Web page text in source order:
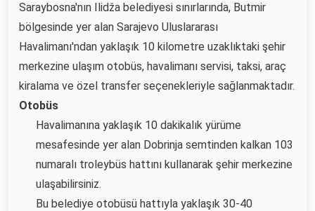
Saraybosna'nın Ilidža belediyesi sınırlarında, Butmir
bölgesinde yer alan Sarajevo Uluslararası
Havalimanı'ndan yaklaşık 10 kilometre uzaklıktaki şehir
merkezine ulaşım otobüs, havalimanı servisi, taksi, araç
kiralama ve özel transfer seçenekleriyle sağlanmaktadır.
Otobüs
Havalimanına yaklaşık 10 dakikalık yürüme
mesafesinde yer alan Dobrinja semtinden kalkan 103
numaralı troleybüs hattını kullanarak şehir merkezine
ulaşabilirsiniz.
Bu belediye otobüsü hattıyla yaklaşık 30-40